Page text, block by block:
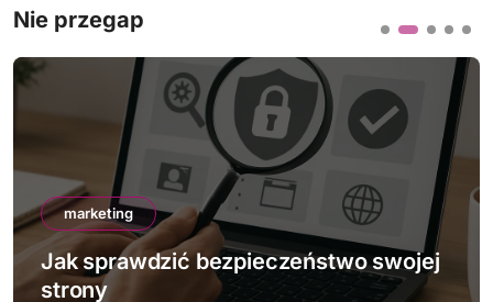
Nie przegap
marketing
Jak sprawdzić bezpieczeństwo swojej
strony